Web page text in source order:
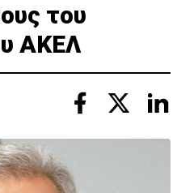
του
ΑΚΕΛ